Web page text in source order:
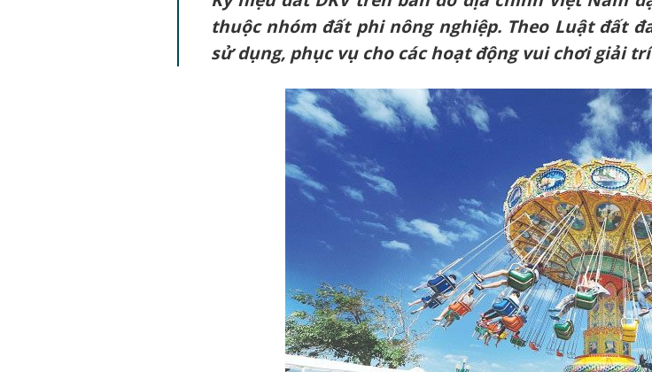
thuộc nhóm đất phi nông nghiệp. Theo Luật đất
sử dụng, phục vụ cho các hoạt động vui chơi giải